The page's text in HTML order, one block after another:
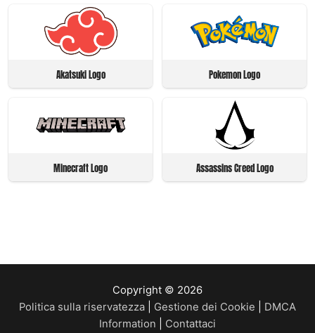
Akatsuki Logo Pokemon Logo
Minecraft Logo Assassins Creed Logo
Copyright © 2026
Politica sulla riservatezza
Gestione dei Cookie
DMCA
Information
Contattaci